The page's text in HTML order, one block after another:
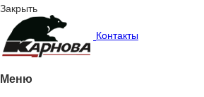
Закрыть
Контакты
Меню